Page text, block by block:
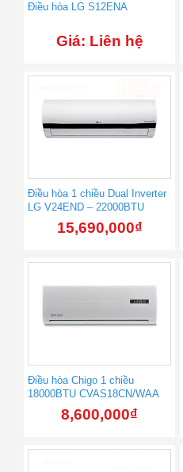
Điều hòa LG S12ENA
Giá: Liên hệ
Điều hòa 1 chiều Dual Inverter
LG V24END – 22000BTU
15,690,000₫
Điều hòa Chigo 1 chiều
18000BTU CVAS18CN/WAA
8,600,000₫